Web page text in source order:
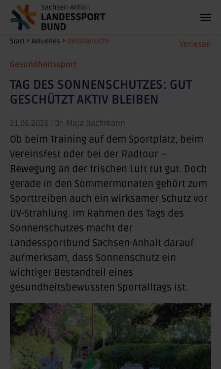
Zum Hauptinhalt springen Vorlesen
Sie sind hier:
Start Aktuelles Detailansicht
Gesundheitssport
TAG DES SONNENSCHUTZES: GUT
GESCHÜTZT AKTIV BLEIBEN
21.06.2026 | Dr. Maja Bachmann
Ob beim Training auf dem Sportplatz, beim
Vereinsfest oder bei der Radtour –
Bewegung an der frischen Luft tut gut. Doch
gerade in den Sommermonaten gehört zum
Sporttreiben auch ein wirksamer Schutz vor
UV-Strahlung. Im Rahmen des Tags des
Sonnenschutzes macht der
Landessportbund Sachsen-Anhalt darauf
aufmerksam, dass Sonnenschutz ein
wichtiger Bestandteil eines
gesundheitsbewussten Sportalltags ist.